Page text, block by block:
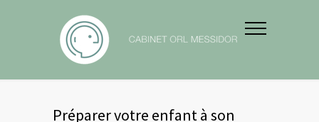
Préparer votre enfant à son